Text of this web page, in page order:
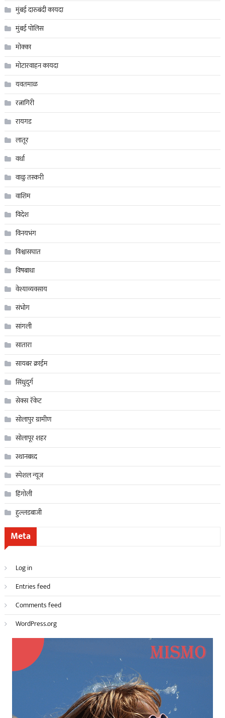
मुंबई दारुबंदी कायदा
मुंबई पोलिस
मोक्का
मोटारवाहन कायदा
यवतमाळ
रत्नागिरी
रायगड
लातूर
वर्धा
वाळु तस्करी
वाशिम
विदेश
विनयभंग
विश्वासघात
विषबाधा
वेश्याव्यवसाय
संभोग
सांगली
सातारा
सायबर क्राईम
सिंधुदुर्ग
सेक्स रॅकेट
सोलापुर ग्रामीण
सोलापूर शहर
स्थानबध्द
स्पेशल न्यूज
हिंगोली
हुल्लडबाजी
Meta
Log in
Entries feed
Comments feed
WordPress.org